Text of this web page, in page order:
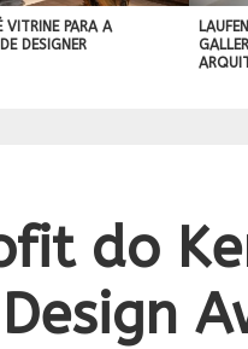
VITRINE PARA A
DESIGNER
do